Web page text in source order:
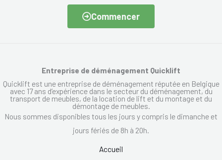
Commencer
Entreprise de déménagement Quicklift
Quicklift est une entreprise de déménagement réputée en Belgique
avec 17 ans d’expérience dans le secteur du déménagement, du
transport de meubles, de la location de lift et du montage et du
démontage de meubles.
Nous sommes disponibles tous les jours y compris le dimanche et
jours fériés de 8h à 20h.
Accueil